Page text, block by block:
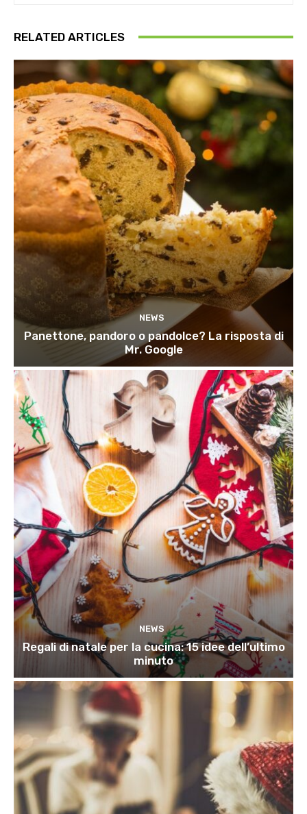
RELATED ARTICLES
NEWS
Panettone, pandoro o pandolce? La risposta di
Mr. Google
NEWS
Regali di natale per la cucina: 15 idee dell’ultimo
minuto